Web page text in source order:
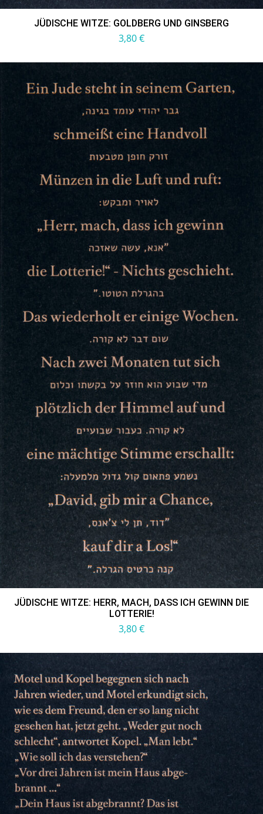
JÜDISCHE WITZE: GOLDBERG UND GINSBERG
3,80€
JÜDISCHE WITZE: HERR, MACH, DASS ICH GEWINN DIE
LOTTERIE!
3,80€